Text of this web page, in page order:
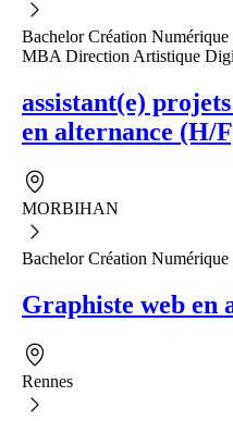
Bachelor Création Numérique
MBA Direction Artistique
assistant(e)
en alternance (H/
MORBIHAN
Bachelor Création Numérique
Graphiste web en
Rennes